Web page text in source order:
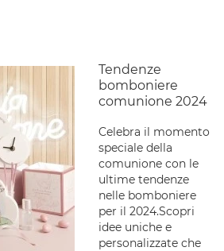
Tendenze
bomboniere
comunione 2024
Celebra il momento
speciale della
comunione con le
ultime tendenze
nelle bomboniere
per il 2024.Scopri
idee uniche e
personalizzate che